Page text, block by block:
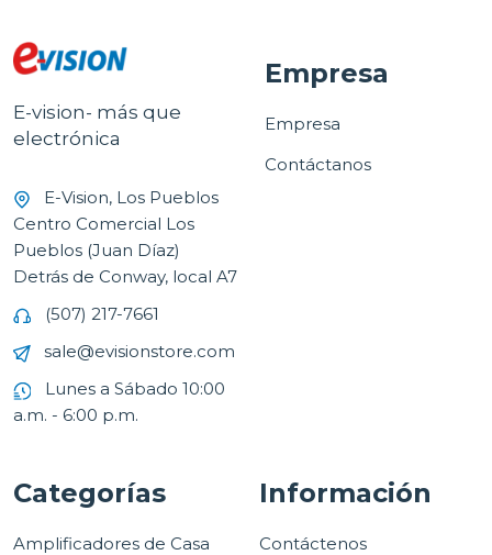
E-vision- más que
electrónica
E-Vision, Los Pueblos
Centro Comercial Los
Pueblos (Juan Díaz)
Detrás de Conway, local A7
(507) 217-7661
sale@evisionstore.com
Lunes a Sábado 10:00
a.m. - 6:00 p.m.
Empresa
Empresa
Contáctanos
Categorías
Amplificadores de Casa
Información
Contáctenos